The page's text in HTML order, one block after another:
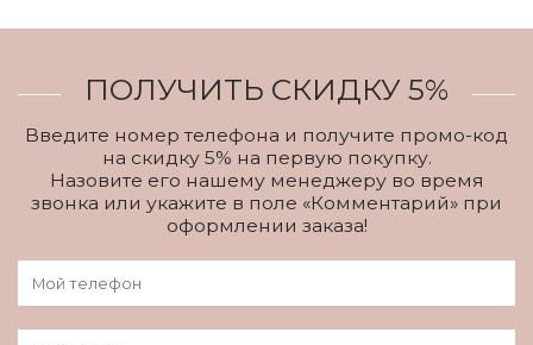
ПОЛУЧИТЬ СКИДКУ 5%
Введите номер телефона и получите промо-код
на скидку 5% на первую покупку.
Назовите его нашему менеджеру во время
звонка или укажите в поле «Комментарий» при
оформлении заказа!